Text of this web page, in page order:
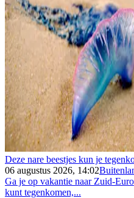
Deze nare beestjes kun je
06 augustus 2026, 14:02
Ga je op vakantie naar Zuid-
kunt tegenkomen,...